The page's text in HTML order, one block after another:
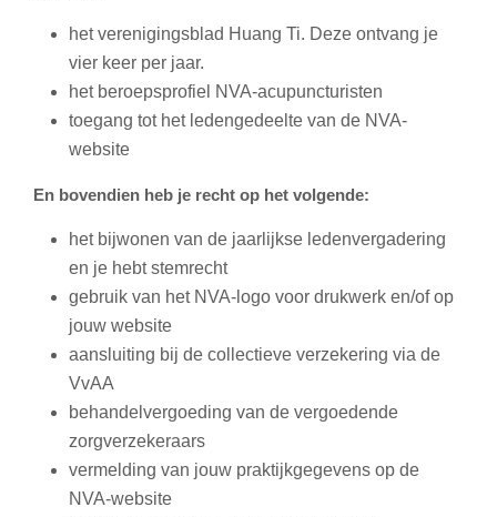
het verenigingsblad Huang Ti. Deze ontvang je
vier keer per jaar.
het beroepsprofiel NVA-acupuncturisten
toegang tot het ledengedeelte van de NVA-
website
En bovendien heb je recht op het volgende:
het bijwonen van de jaarlijkse ledenvergadering
en je hebt stemrecht
gebruik van het NVA-logo voor drukwerk en/of op
jouw website
aansluiting bij de collectieve verzekering via de
VvAA
behandelvergoeding van de vergoedende
zorgverzekeraars
vermelding van jouw praktijkgegevens op de
NVA-website